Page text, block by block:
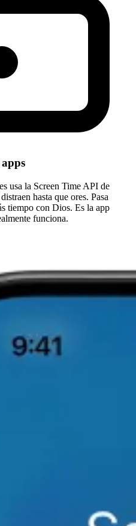
usa la Screen Time API de
hasta que ores. Pasa
tiempo con Dios. Es la app
funciona.